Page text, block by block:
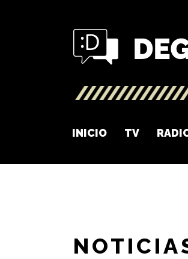
INICIO TV